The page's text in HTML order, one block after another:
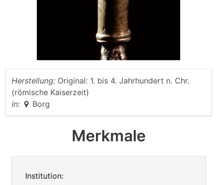
Herstellung: Original: 1. bis 4. Jahrhundert n. Chr.
(römische Kaiserzeit)
in:
Borg
Merkmale
Institution: